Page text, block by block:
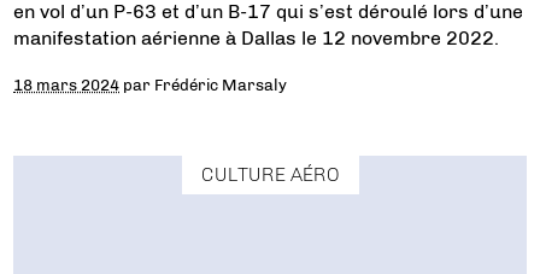
en vol d’un P-63 et d’un B-17 qui s’est déroulé lors d’une
manifestation aérienne à Dallas le 12 novembre 2022.
18 mars 2024 par Frédéric Marsaly
CULTURE AÉRO